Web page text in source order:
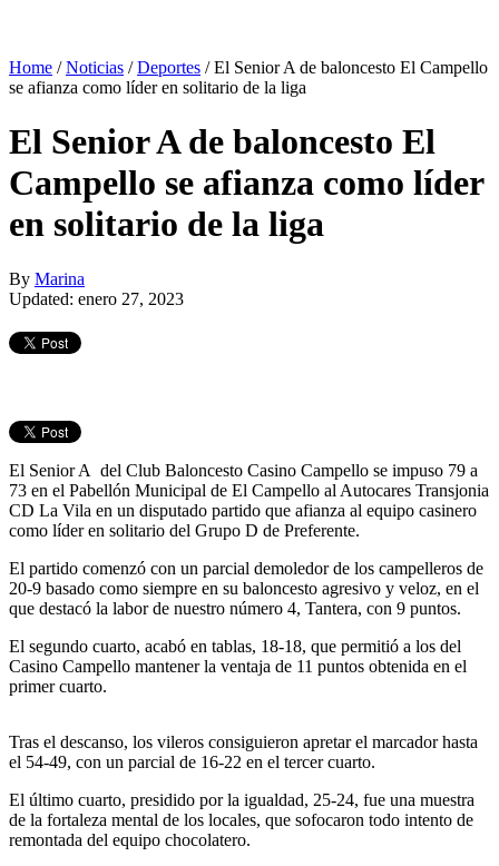
Home /Noticias /Deportes /El Senior A de baloncesto El Campello
se afianza como líder en solitario de la liga
El Senior A de baloncesto El
Campello se afianza como líder
en solitario de la liga
By Marina
Updated: enero 27, 2023
El Senior A del Club Baloncesto Casino Campello se impuso 79 a
73 en el Pabellón Municipal de El Campello al Autocares Transjonia
CD La Vila en un disputado partido que afianza al equipo casinero
como líder en solitario del Grupo D de Preferente.
El partido comenzó con un parcial demoledor de los campelleros de
20-9 basado como siempre en su baloncesto agresivo y veloz, en el
que destacó la labor de nuestro número 4, Tantera, con 9 puntos.
El segundo cuarto, acabó en tablas, 18-18, que permitió a los del
Casino Campello mantener la ventaja de 11 puntos obtenida en el
primer cuarto.
Tras el descanso, los vileros consiguieron apretar el marcador hasta
el 54-49, con un parcial de 16-22 en el tercer cuarto.
El último cuarto, presidido por la igualdad, 25-24, fue una muestra
de la fortaleza mental de los locales, que sofocaron todo intento de
remontada del equipo chocolatero.